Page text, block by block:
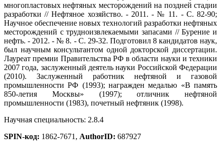
многопластовых нефтяных месторождений на поздней стадии
разработки // Нефтяное хозяйство. - 2011. - № 11. - С. 82-90;
Научное обеспечение новых технологий разработки нефтяных
месторождений с трудноизвлекаемыми запасами // Бурение и
нефть. - 2012. - № 8. - С. 29-32. Подготовил 8 кандидатов наук,
был научным консультантом одной докторской диссертации.
Лауреат премии Правительства РФ в области науки и техники
2007 года, заслуженный деятель науки Российской Федерации
(2010). Заслуженный работник нефтяной и газовой
промышленности РФ (1993); награжден медалью «В память
850-летия Москвы» (1997); отличник нефтяной
промышленности (1983), почетный нефтяник (1998).
Научная специальность: 2.8.4
SPIN-код: 1862-7671, AuthorID: 687927